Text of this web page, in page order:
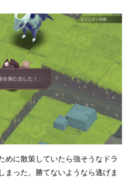
めに散策していたら強そうなドラ
まった。勝てないようなら逃げま